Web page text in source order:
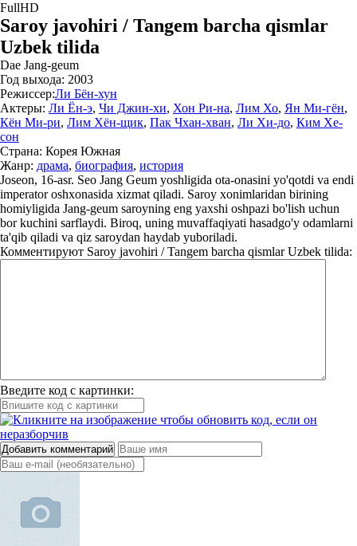
FullHD
Saroy javohiri / Tangem barcha qismlar
Uzbek tilida
Dae Jang-geum
Год выхода: 2003
Режиссер:Ли Бён-хун
Актеры: Ли Ён-э, Чи Джин-хи, Хон Ри-на, Лим Хо, Ян Ми-гён,
Кён Ми-ри, Лим Хён-щик, Пак Чхан-хван, Ли Хи-до, Ким Хе-
сон
Страна: Корея Южная
Жанр: драма, биография, история
Joseon, 16-asr. Seo Jang Geum yoshligida ota-onasini yo'qotdi va endi
imperator oshxonasida xizmat qiladi. Saroy xonimlaridan birining
homiyligida Jang-geum saroyning eng yaxshi oshpazi bo'lish uchun
bor kuchini sarflaydi. Biroq, uning muvaffaqiyati hasadgo'y odamlarni
ta'qib qiladi va qiz saroydan haydab yuboriladi.
Комментируют Saroy javohiri / Tangem barcha qismlar Uzbek tilida:
Введите код с картинки:
Добавить комментарий